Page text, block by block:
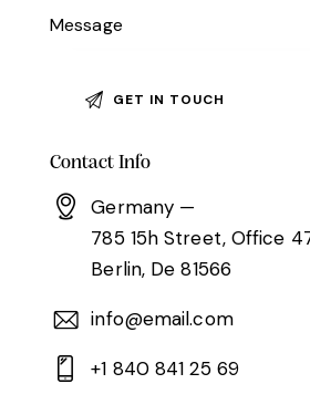
Contact Info
Germany —
785 15h Street, Office
Berlin, De 81566
info@email.com
+1 840 841 25 69